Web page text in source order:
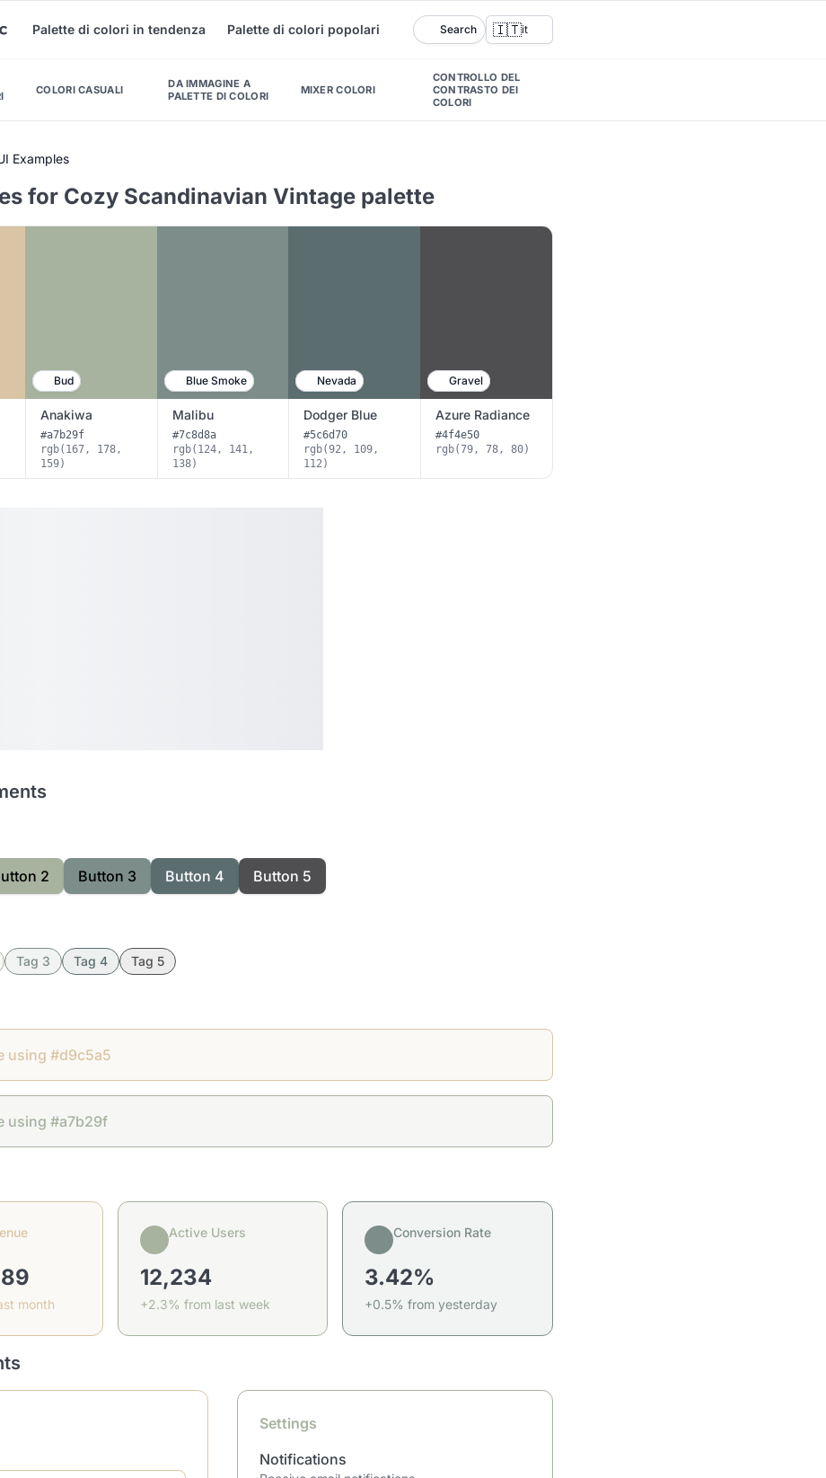
Palette di colori in tendenza Palette di colori popolari Search 🇮🇹it
COLORI CASUALI
DA IMMAGINE A
PALETTE DI COLORI
MIXER COLORI
CONTROLLO DEL
CONTRASTO DEI
COLORI
Examples
for Cozy Scandinavian Vintage palette
Bud Blue Smoke Nevada Gravel
Anakiwa
#a7b29f
rgb(167, 178,
159)
Malibu
#7c8d8a
rgb(124, 141,
138)
Dodger Blue
#5c6d70
rgb(92, 109,
112)
Azure Radiance
#4f4e50
rgb(79, 78, 80)
2 Button 3 Button 4 Button 5
Tag 3 Tag 4 Tag 5
using #d9c5a5
using #a7b29f
month
Active Users
12,234
+2.3% from last week
Conversion Rate
3.42%
+0.5% from yesterday
Settings
Notifications